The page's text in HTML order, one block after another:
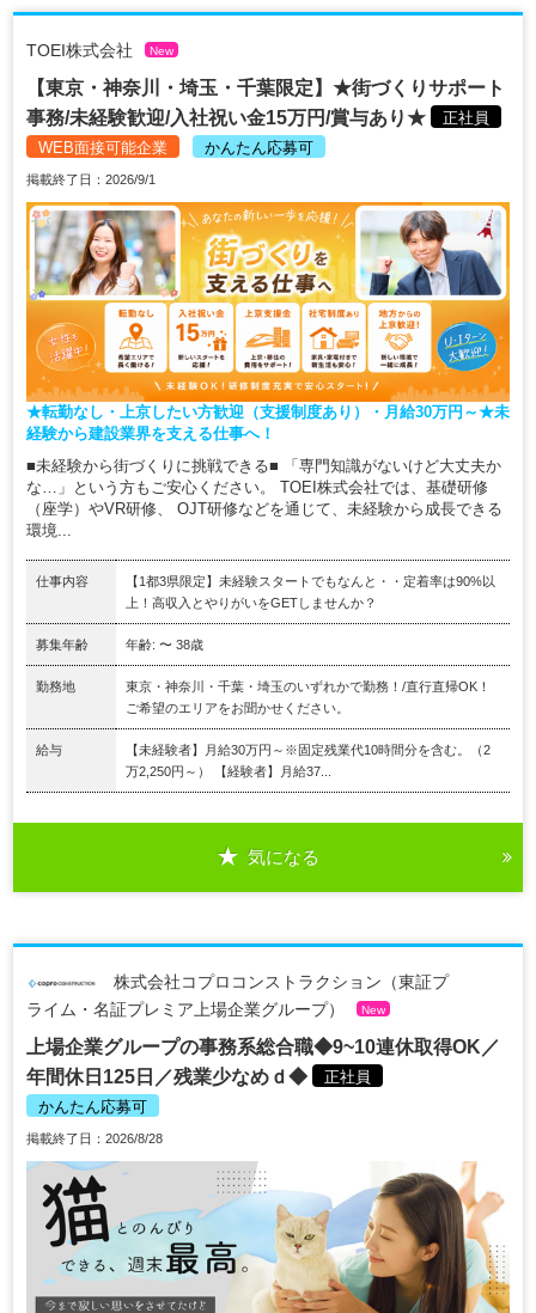
TOEI株式会社 New
【東京・神奈川・埼玉・千葉限定】★街づくりサポート
事務/未経験歓迎/入社祝い金15万円/賞与あり★
正社員
WEB面接可能企業
かんたん応募可
掲載終了日：2026/9/1
★転勤なし・上京したい方歓迎（支援制度あり）・月給30万円～★未
経験から建設業界を支える仕事へ！
■未経験から街づくりに挑戦できる■ 「専門知識がないけど大丈夫か
な…」という方もご安心ください。 TOEI株式会社では、基礎研修
（座学）やVR研修、 OJT研修などを通じて、未経験から成長できる
環境...
仕事内容
【1都3県限定】未経験スタートでもなんと・・定着率は90%以
上！高収入とやりがいをGETしませんか？
募集年齢 年齢: 〜 38歳
勤務地
東京・神奈川・千葉・埼玉のいずれかで勤務！/直行直帰OK！
ご希望のエリアをお聞かせください。
給与
【未経験者】月給30万円～※固定残業代10時間分を含む。（2
万2,250円～） 【経験者】月給37...
気になる
株式会社コプロコンストラクション（東証プ
ライム・名証プレミア上場企業グループ）
New
上場企業グループの事務系総合職◆9~10連休取得OK／
年間休日125日／残業少なめｄ◆
正社員
かんたん応募可
掲載終了日：2026/8/28